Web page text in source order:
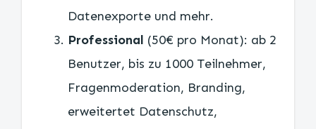
Datenexporte und mehr.
Professional (50€ pro Monat): ab 2
Benutzer, bis zu 1000 Teilnehmer,
Fragenmoderation, Branding,
erweitertet Datenschutz,